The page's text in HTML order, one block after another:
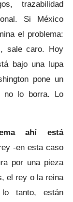
trazabilidad
Si México
el problema:
sale caro. Hoy
bajo una lupa
pone un
no lo borra. Lo
ahí está
-en esta caso
por una pieza
el rey o la reina
tanto, están